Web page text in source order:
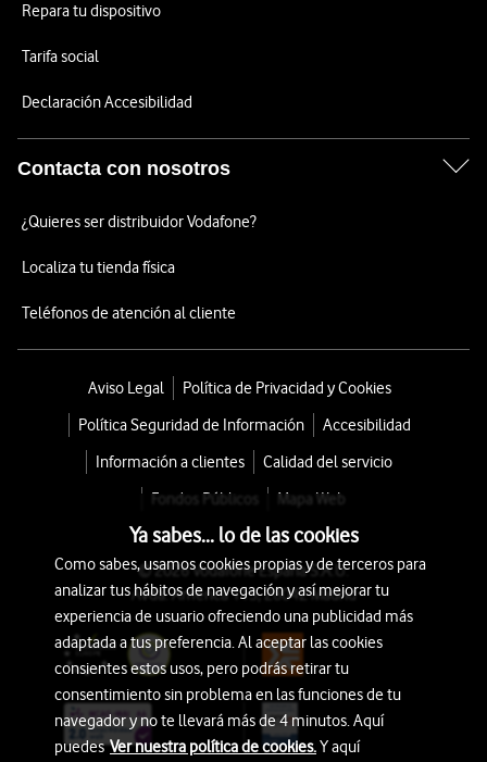
Repara tu dispositivo
Tarifa social
Declaración Accesibilidad
Contacta con nosotros
¿Quieres ser distribuidor Vodafone?
Localiza tu tienda física
Teléfonos de atención al cliente
Aviso Legal
Política de Privacidad y Cookies
Política Seguridad de Información
Accesibilidad
Información a clientes
Calidad del servicio
Fondos Públicos
Mapa Web
© 2026 Vodafone España S.A.U.
Avda. América 115, 28042 Madrid
Ya sabes... lo de las cookies
Como sabes, usamos cookies propias y de terceros para
analizar tus hábitos de navegación y así mejorar tu
experiencia de usuario ofreciendo una publicidad más
adaptada a tus preferencia. Al aceptar las cookies
consientes estos usos, pero podrás retirar tu
consentimiento sin problema en las funciones de tu
navegador y no te llevará más de 4 minutos. Aquí
puedesVer nuestra política de cookies.Y aquí